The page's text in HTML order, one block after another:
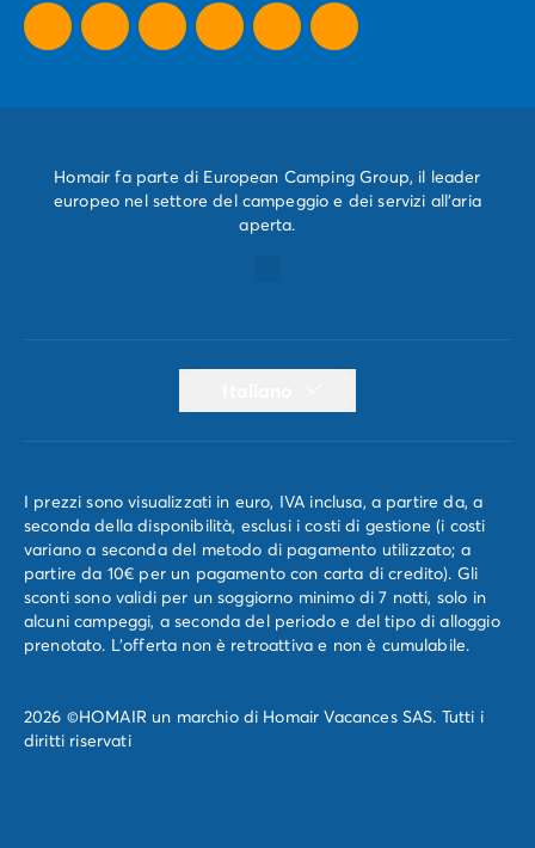
Homair fa parte di European Camping Group, il leader
europeo nel settore del campeggio e dei servizi all'aria
aperta.
I prezzi sono visualizzati in euro, IVA inclusa, a partire da, a
seconda della disponibilità, esclusi i costi di gestione (i costi
variano a seconda del metodo di pagamento utilizzato; a
partire da 10€ per un pagamento con carta di credito). Gli
sconti sono validi per un soggiorno minimo di 7 notti, solo in
alcuni campeggi, a seconda del periodo e del tipo di alloggio
prenotato. L'offerta non è retroattiva e non è cumulabile.
2026 ©HOMAIR un marchio di Homair Vacances SAS. Tutti i
diritti riservati